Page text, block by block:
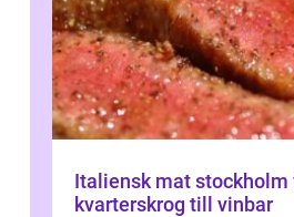
Italiensk mat stockholm från
kvarterskrog till vinbar